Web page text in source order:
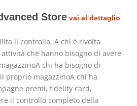
Store vai al dettaglio
il controllo. A chi è rivolta
che hanno bisogno di avere
chi ha bisogno di
proprio magazzinoA chi ha
premi, fidelity card,
il controllo completo della